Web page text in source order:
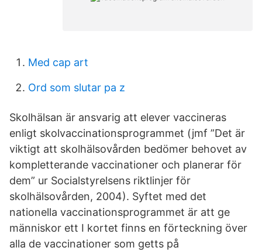
Med cap art
Ord som slutar pa z
Skolhälsan är ansvarig att elever vaccineras
enligt skolvaccinationsprogrammet (jmf ”Det är
viktigt att skolhälsovården bedömer behovet av
kompletterande vaccinationer och planerar för
dem” ur Socialstyrelsens riktlinjer för
skolhälsovården, 2004). Syftet med det
nationella vaccinationsprogrammet är att ge
människor ett I kortet finns en förteckning över
alla de vaccinationer som getts på